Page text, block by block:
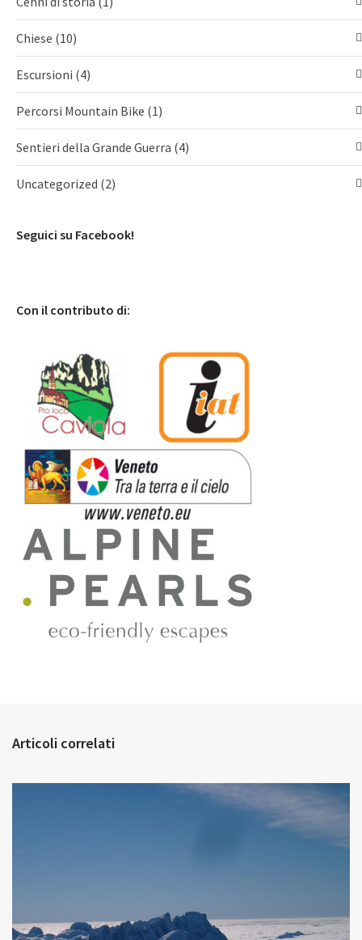
Chiese (10)
Escursioni (4)
Percorsi Mountain Bike (1)
Sentieri della Grande Guerra (4)
Uncategorized (2)
Seguici su Facebook!
Con il contributo di:
Articoli correlati